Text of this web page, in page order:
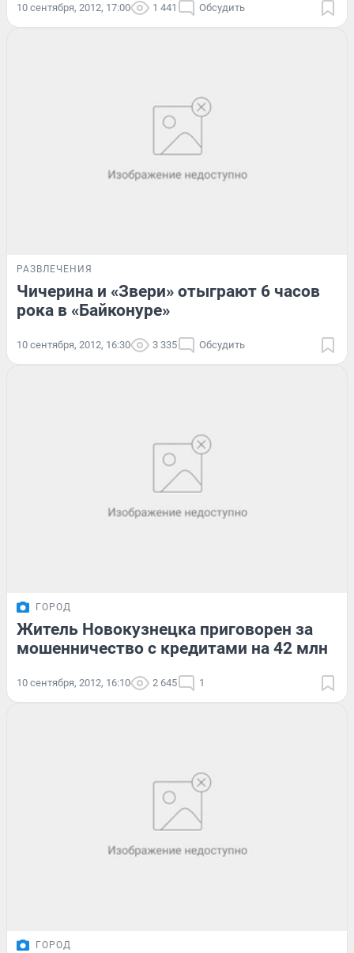
10 сентября, 2012, 17:00 1 441 Обсудить
РАЗВЛЕЧЕНИЯ
Чичерина и «Звери» отыграют 6 часов
рока в «Байконуре»
10 сентября, 2012, 16:30 3 335 Обсудить
ГОРОД
Житель Новокузнецка приговорен за
мошенничество с кредитами на 42 млн
10 сентября, 2012, 16:10 2 645 1
ГОРОД